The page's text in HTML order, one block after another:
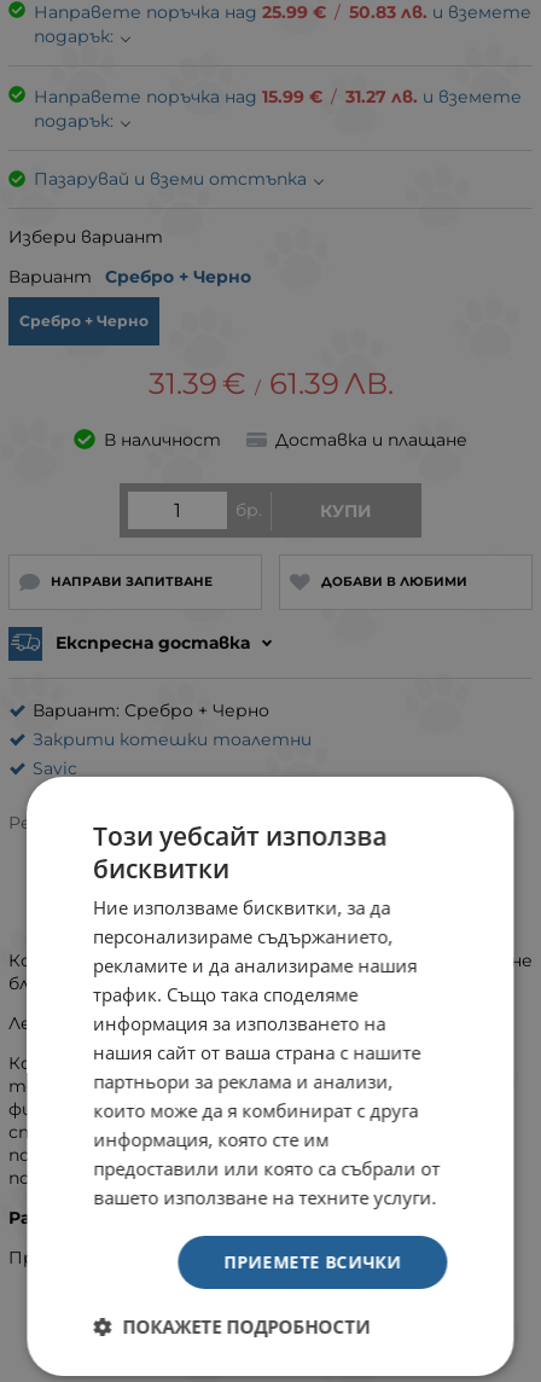
Направете поръчка над 25.99 € / 50.83 лв. и вземете
подарък:
Направете поръчка над 15.99 € / 31.27 лв. и вземете
подарък:
Пазарувай и вземи отстъпка
Избери вариант
Вариант
Сребро + Черно
Сребро + Черно
31.39 € / 61.39ЛВ.
В наличност Доставка и плащане
бр. КУПИ
НАПРАВИ ЗАПИТВАНЕ ДОБАВИ В ЛЮБИМИ
Експресна доставка
Вариант: Сребро + Черно
Закрити котешки тоалетни
Savic
Рейтинг:
ИНФОРМАЦИЯ
Котешката тоалетна в дома ви е лесна за почистване
благодарение на отварящата се предна част.
Лесно почистване - перфектна хигиена!
Котките са чисти животни и са придирчиви към
тоалетната си. Домашната котешка тоалетна с
филтър
Nestor е лесна за почистване, защото има
специално разработена фронталана част, която
позволява тоалетната лесно да се отваря за
почистване. С вграден филтър и дръжка.
Размери:
Предлага се в цвят сребро-черно.
ХАРАКТЕРИСТИКИ
Този уебсайт използва
бисквитки
Ние използваме бисквитки, за да
персонализираме съдържанието,
рекламите и да анализираме нашия
трафик. Също така споделяме
информация за използването на
нашия сайт от ваша страна с нашите
партньори за реклама и анализи,
които може да я комбинират с друга
информация, която сте им
предоставили или която са събрали от
вашето използване на техните услуги.
ПРИЕМЕТЕ ВСИЧКИ
ПОКАЖЕТЕ ПОДРОБНОСТИ